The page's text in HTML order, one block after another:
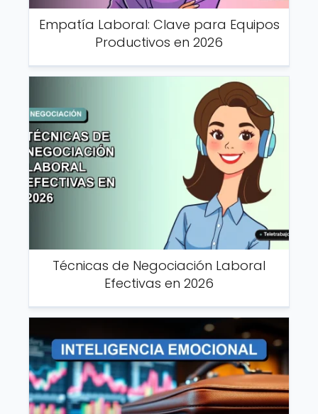
Empatía Laboral: Clave para Equipos
Productivos en 2026
Técnicas de Negociación Laboral
Efectivas en 2026